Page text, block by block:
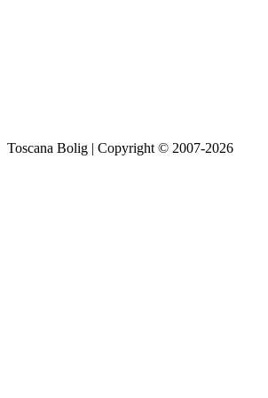
Toscana Bolig | Copyright © 2007-2026